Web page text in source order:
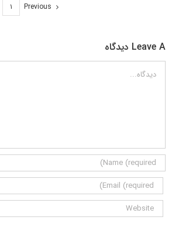
Previous ۱
Leave A دیدگاه
دیدگاه